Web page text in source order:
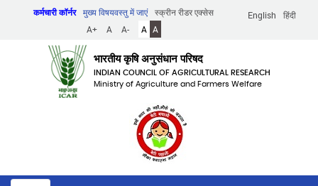
English हिंदी
कर्मचारी कॉर्नर मुख्य विषयवस्तु में जाएं
स्क्रीन रीडर एक्सेस
A+
A A- A A
भारतीय कृषि अनुसंधान परिषद
INDIAN COUNCIL OF AGRICULTURAL RESEARCH
Ministry of Agriculture and Farmers Welfare